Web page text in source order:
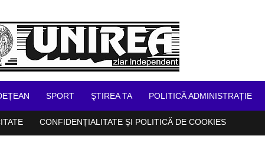
SPORT ŞTIREA TA POLITICĂ ADMINISTRAȚIE
CONFIDENȚIALITATE ȘI POLITICĂ DE COOKIES